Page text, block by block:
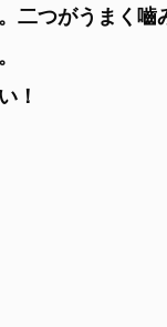
二つがうまく嚙
！